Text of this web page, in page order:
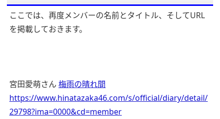
ここでは、再度メンバーの名前とタイトル、そしてURL
を掲載しておきます。
宮田愛萌さん 梅雨の晴れ間
https://www.hinatazaka46.com/s/official/diary/detail/
29798?ima=0000&cd=member